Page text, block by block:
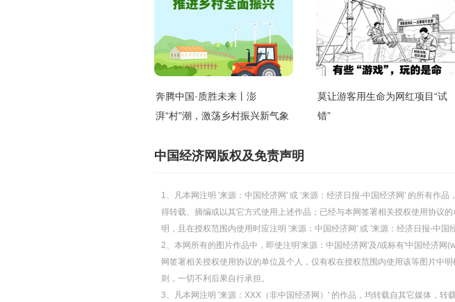
奔腾中国·质胜未来丨澎
湃“村”潮，激荡乡村振兴新气象
莫让游客用生命为网红项目“试
错”
中国经济网版权及免责声明
1、凡本网注明 '来源：中国经济网' 或 '来源：经济日报-中国经济网' 的所有作
得转载、摘编或以其它方式使用上述作品；已经与本网签署相关授权使用协议
明，且在授权范围内使用时应注明 '来源：中国经济网' 或 '来源：经济日报-中国
2、本网所有的图片作品中，即使注明'来源：中国经济网'及/或标有'中国经济
网签署相关授权使用协议的单位及个人，仅有权在授权范围内使用该等图片中
则，一切不利后果自行承担。
3、凡本网注明 '来源：XXX（非中国经济网）' 的作品，均转载自其它媒体，转